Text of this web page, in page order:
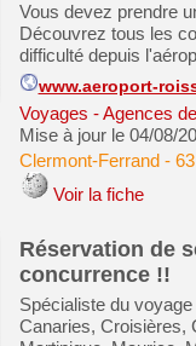
Vous devez prendre
Découvrez tous les
difficulté depuis
www.aeroport-
Voyages - Agences
Mise à jour le 04/08/
Clermont-Ferrand-
Voir la fiche
Réservation de
concurrence !!
Spécialiste du
Canaries, Croisières,